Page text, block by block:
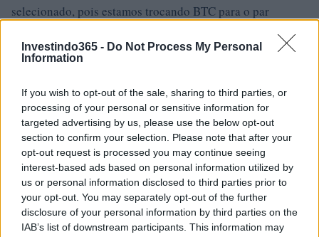
Investindo365 - Do Not Process My Personal
Information
If you wish to opt-out of the sale, sharing to third parties, or
processing of your personal or sensitive information for
targeted advertising by us, please use the below opt-out
section to confirm your selection. Please note that after your
opt-out request is processed you may continue seeing
interest-based ads based on personal information utilized by
us or personal information disclosed to third parties prior to
your opt-out. You may separately opt-out of the further
disclosure of your personal information by third parties on the
IAB’s list of downstream participants. This information may
selecionado, pois estamos trocando BTC para o par
G999 / BTC, selecione esse par e deverá ver uma tabela de
BitForex e vá para ‘Exchange’. Estrondo! Que vista! As
figuras que se movem constantemente podem ser um
pouco assustadoras, mas relaxe, vamos colocar nossas
cabeças em torno disso.
Além da (s) troca (s) acima, existem algumas trocas de
criptografia populares nas quais eles têm volumes
decentes de negociação diária e uma enorme base de